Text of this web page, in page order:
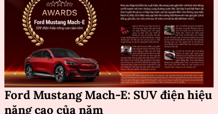
Ford Mustang Mach-E: SUV điện hiệu
năng cao của năm